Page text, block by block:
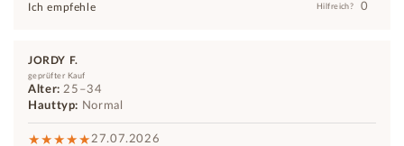
Ich empfehle Hilfreich? 0
JORDY F.
geprüfter Kauf
Alter: 25–34
Hauttyp: Normal
27.07.2026